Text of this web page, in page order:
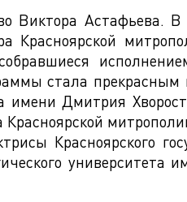
Виктора
Красноярской
стала
Дмитрия
Красноярского